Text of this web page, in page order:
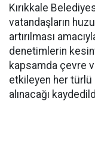
Kırıkkale
vatandaşların
artırılması
denetimlerin
kapsamda çevre
etkileyen her türlü
alınacağı